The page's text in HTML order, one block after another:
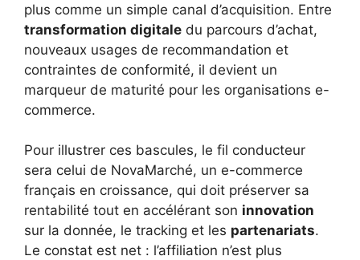
plus comme un simple canal d’acquisition. Entre
transformation digitale du parcours d’achat,
nouveaux usages de recommandation et
contraintes de conformité, il devient un
marqueur de maturité pour les organisations e-
commerce.
Pour illustrer ces bascules, le fil conducteur
sera celui de NovaMarché, un e-commerce
français en croissance, qui doit préserver sa
rentabilité tout en accélérant son innovation
sur la donnée, le tracking et les partenariats.
Le constat est net : l’affiliation n’est plus